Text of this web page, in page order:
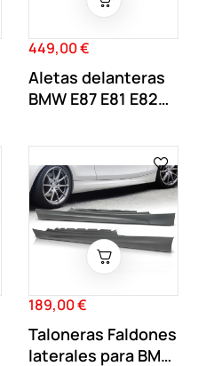
Precio
449,00 €
Aletas delanteras
BMW E87 E81 E82
Precio
189,00 €
Taloneras Faldones
laterales para BMW